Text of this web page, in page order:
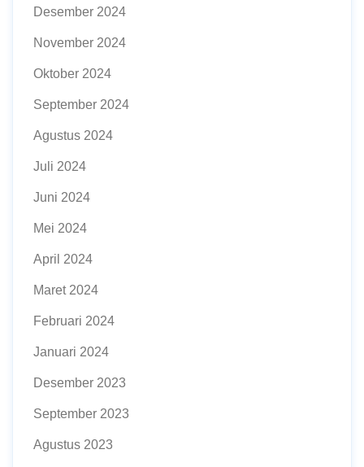
Desember 2024
November 2024
Oktober 2024
September 2024
Agustus 2024
Juli 2024
Juni 2024
Mei 2024
April 2024
Maret 2024
Februari 2024
Januari 2024
Desember 2023
September 2023
Agustus 2023